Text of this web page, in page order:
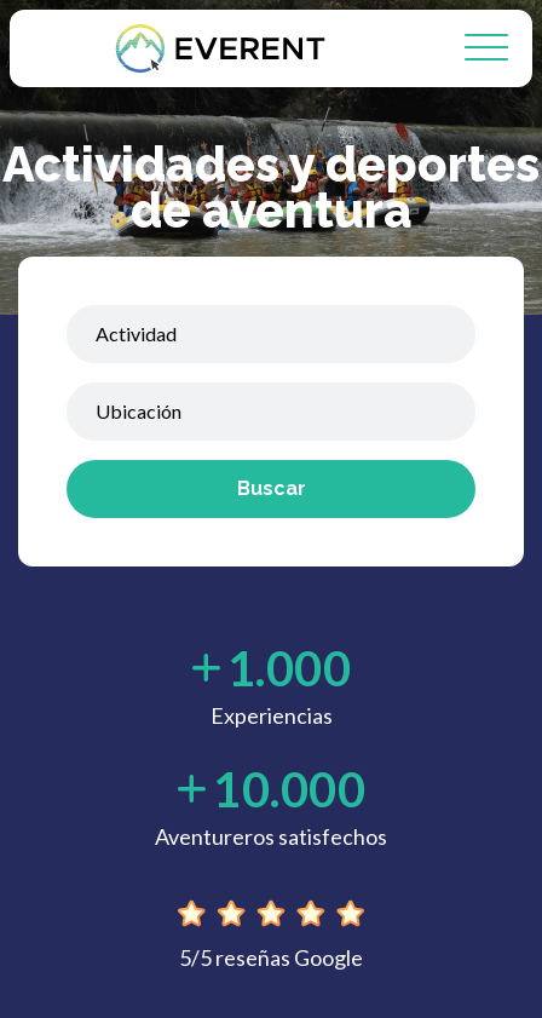
Actividades y deportes
de aventura
Buscar
1.000
Experiencias
10.000
Aventureros satisfechos
5/5 reseñas Google